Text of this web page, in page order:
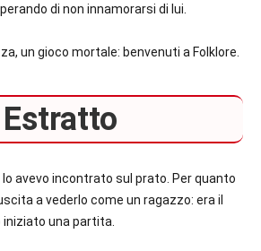
di non innamorarsi di lui.
un gioco mortale: benvenuti a Folklore.
Estratto
lo avevo incontrato sul prato. Per quanto
a vederlo come un ragazzo: era il
una partita.